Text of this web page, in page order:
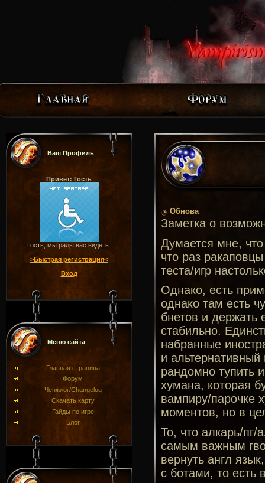
Ваш Профиль
Привет: Гость
Гость, мы рады вас видеть.
>Быстрая регистрация<
Вход
Меню сайта
Главная страница
Форум
Ченжлог/Changelog
Скачать карту
Гайды по игре
Блог
Обнова
Заметка о
Думается мне,
что раз
теста/игр
Однако, есть
однако там есть
бнетов и держать
стабильно.
набранные
и
рандомно тупить
хумана, которая
вампиру/парочке
моментов, но в
То, что алкарь/пг/
самым важным
вернуть англ
с ботами, то есть